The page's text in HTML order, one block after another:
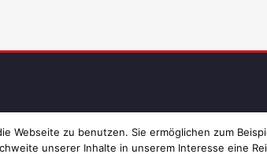
Webseite zu benutzen. Sie ermöglichen zum
unserer Inhalte in unserem Interesse eine